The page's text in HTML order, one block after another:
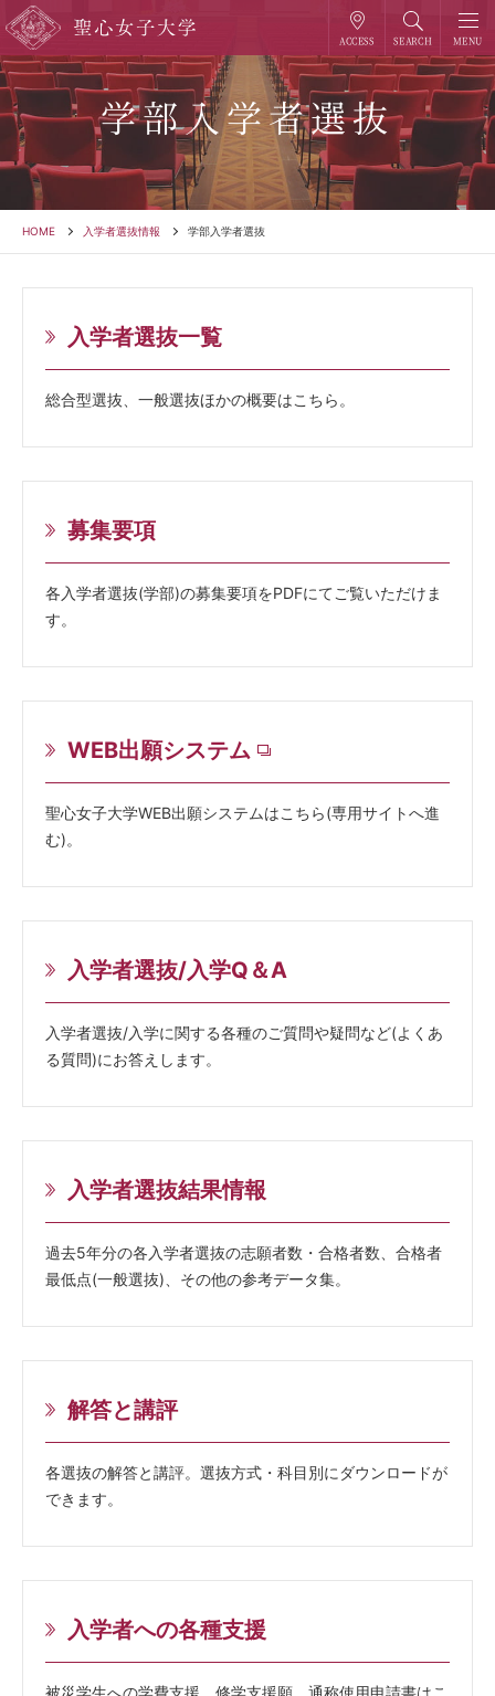
学部入学者選抜
HOME 入学者選抜情報 学部入学者選抜
入学者選抜一覧
総合型選抜、一般選抜ほかの概要はこちら。
募集要項
各入学者選抜(学部)の募集要項をPDFにてご覧いただけま
す。
WEB出願システム
聖心女子大学WEB出願システムはこちら(専用サイトへ進
む)。
入学者選抜/入学Q＆A
入学者選抜/入学に関する各種のご質問や疑問など(よくあ
る質問)にお答えします。
入学者選抜結果情報
過去5年分の各入学者選抜の志願者数・合格者数、合格者
最低点(一般選抜)、その他の参考データ集。
解答と講評
各選抜の解答と講評。選抜方式・科目別にダウンロードが
できます。
入学者への各種支援
被災学生への学費支援、修学支援願、通称使用申請書はこ